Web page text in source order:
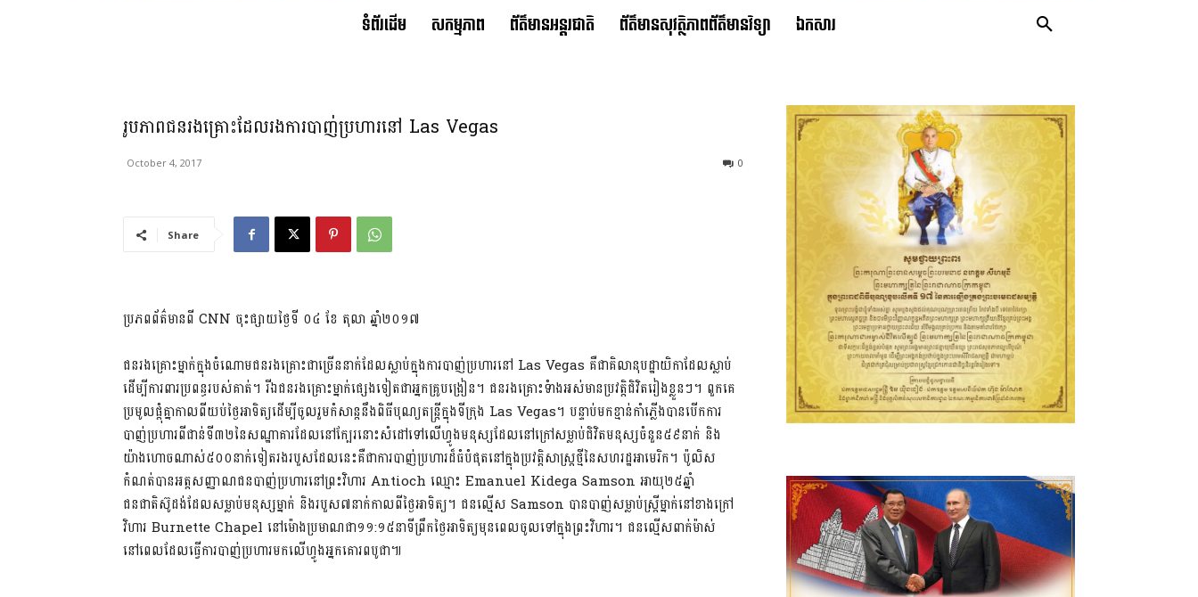
ទំព័រដើម សកម្មភាព ព័ត៌មានអន្តរជាតិ ព័ត៌មានសុវត្ថិភាពព័ត៌មានវិទ្យា ឯកសារ
រូបភាពជនរងគ្រោះដែលរងការបាញ់ប្រហារនៅ Las Vegas
October 4, 2017 0
Share
ប្រភពព័ត៌មានពី CNN ចុះផ្សាយថ្ងៃទី ០៤ ខែ តុលា ឆ្នាំ២០១៧
ជនរងគ្រោះម្នាក់ក្នុងចំណោមជនរងគ្រោះជាច្រើននាក់ដែលស្លាប់ក្នុងការបាញ់ប្រហារនៅ Las Vegas គឺជាគិលានុបដ្ឋាយិកាដែលស្លាប់
ដើម្បីការពារប្រពន្ធរបស់គាត់។ រីឯជនរងគ្រោះម្នាក់ផ្សេងទៀតជាអ្នកគ្រូបង្រៀន។ ជនរងគ្រោះទំាងអស់មានប្រវត្តិជិវិតរៀងខ្លួនៗ។ ពួកគេ
ប្រមូលផ្តុំគ្នាកាលពីយប់ថ្ងៃអាទិត្យដើម្បីចូលរួមកំសាន្តនឹងពិធីបុណ្យតន្ត្រីក្នុងទីក្រុង Las Vegas។ បន្ទាប់មកខ្មាន់កាំភ្លើងបានបើកការ
បាញ់ប្រហារពីជាន់ទី៣២នៃសណ្ឋាគារដែលនៅក្បែរនោះសំដៅទៅលើហ្វូងមនុស្សដែលនៅក្រៅសម្លាប់ជិវិតមនុស្សចំនួន៥៩នាក់ និង
យ៉ាងហោចណាស់៥០០នាក់ទៀតរងរបួសដែលនេះគឺជាការបាញ់ប្រហារដ៏ធំបំផុតនៅក្នុងប្រវត្តិសាស្រ្តថ្មីនៃសហរដ្ឋអាមេរិក។ ប៉ូលិស
កំណត់បានអត្តសញ្ញាណជនបាញ់ប្រហារនៅព្រះវិហារ Antioch ឈ្មោះ Emanuel Kidega Samson អាយុ២៥ឆ្នាំ
ជនជាតិស៊ូដង់ដែលសម្លាប់មនុស្សម្នាក់ និងរបួស៧នាក់កាលពីថ្ងៃអាទិត្យ។ ជនល្មើស Samson បានបាញ់សម្លាប់ស្ត្រីម្នាក់នៅខាងក្រៅ
វិហារ Burnette Chapel នៅម៉ោងប្រមាណជា១១:១៥នាទីព្រឹកថ្ងៃអាទិត្យមុនពេលចូលទៅក្នុងព្រះវិហារ។ ជនល្មើសពាក់ម៉ាស់
នៅពេលដែលធ្វើការបាញ់ប្រហារមកលើហ្វូងអ្នកគោរពបូជា៕